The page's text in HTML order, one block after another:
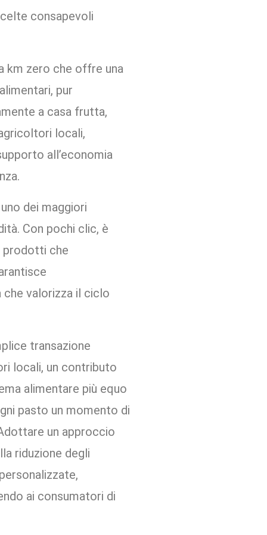
consapevoli
km zero che offre una
pur
a casa frutta,
locali,
all’economia
dei maggiori
Con pochi clic, è
prodotti che
che valorizza il ciclo
transazione
locali, un contributo
alimentare più equo
pasto un momento di
un approccio
riduzione degli
ai consumatori di